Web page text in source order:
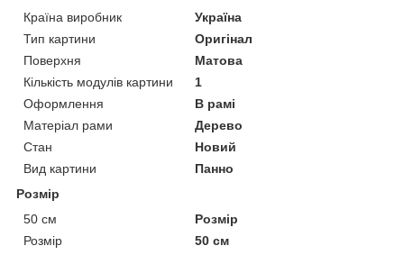
Країна виробник
Україна
Тип картини
Оригінал
Поверхня
Матова
Кількість модулів картини
1
Оформлення
В рамі
Матеріал рами
Дерево
Стан
Новий
Вид картини
Панно
Розмір
50 см
Розмір
Розмір
50 см